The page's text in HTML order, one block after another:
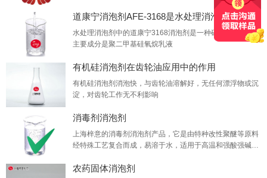
道康宁消泡剂AFE-3168是水处理消泡剂的一种
水处理消泡剂中的道康宁3168消泡剂是一种硅基产品，其
主要成分是聚二甲基硅氧烷乳液
有机硅消泡剂在齿轮油应用中的作用
有机硅消泡剂消泡快，与齿轮油溶解好，无任何漂浮物或沉
淀，对齿轮工作无不利影响
消毒剂消泡剂
上海梓意的消毒剂消泡剂产品，它是由特种改性聚醚等原料
经特殊工艺复合而成，易溶于水，适用于高温和强酸强碱条
性。
农药固体消泡剂